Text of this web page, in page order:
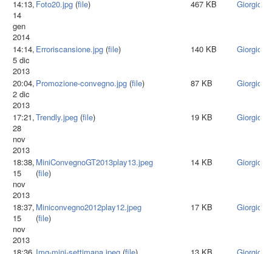
14:13,
14
gen
2014
Foto20.jpg (file) 467 KB
14:14,
5 dic
2013
Erroriscansione.jpg (file) 140 KB
20:04,
2 dic
2013
Promozione-convegno.jpg (file) 87 KB
17:21,
28
nov
2013
Trendly.jpeg (file) 19 KB
18:38,
15
nov
2013
MiniConvegnoGT2013play13.jpeg
(file)
14 KB
18:37,
15
nov
2013
Miniconvegno2012play12.jpeg
(file)
17 KB